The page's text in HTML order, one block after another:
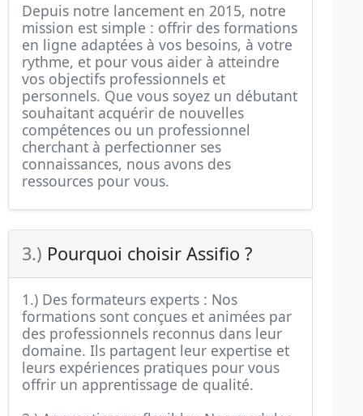
Depuis notre lancement en 2015, notre
mission est simple : offrir des formations
en ligne adaptées à vos besoins, à votre
rythme, et pour vous aider à atteindre
vos objectifs professionnels et
personnels. Que vous soyez un débutant
souhaitant acquérir de nouvelles
compétences ou un professionnel
cherchant à perfectionner ses
connaissances, nous avons des
ressources pour vous.
3.) Pourquoi choisir Assifio ?
1.) Des formateurs experts : Nos
formations sont conçues et animées par
des professionnels reconnus dans leur
domaine. Ils partagent leur expertise et
leurs expériences pratiques pour vous
offrir un apprentissage de qualité.